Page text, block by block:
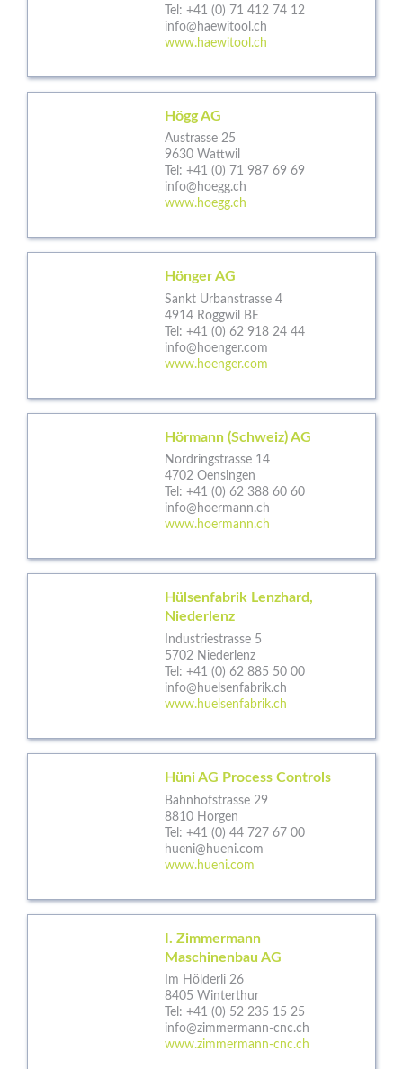
Tel: +41 (0) 71 412 74 12
info@haewitool.ch
www.haewitool.ch
Högg AG
Austrasse 25
9630 Wattwil
Tel: +41 (0) 71 987 69 69
info@hoegg.ch
www.hoegg.ch
Hönger AG
Sankt Urbanstrasse 4
4914 Roggwil BE
Tel: +41 (0) 62 918 24 44
info@hoenger.com
www.hoenger.com
Hörmann (Schweiz) AG
Nordringstrasse 14
4702 Oensingen
Tel: +41 (0) 62 388 60 60
info@hoermann.ch
www.hoermann.ch
Hülsenfabrik Lenzhard,
Niederlenz
Industriestrasse 5
5702 Niederlenz
Tel: +41 (0) 62 885 50 00
info@huelsenfabrik.ch
www.huelsenfabrik.ch
Hüni AG Process Controls
Bahnhofstrasse 29
8810 Horgen
Tel: +41 (0) 44 727 67 00
hueni@hueni.com
www.hueni.com
I. Zimmermann
Maschinenbau AG
Im Hölderli 26
8405 Winterthur
Tel: +41 (0) 52 235 15 25
info@zimmermann-cnc.ch
www.zimmermann-cnc.ch